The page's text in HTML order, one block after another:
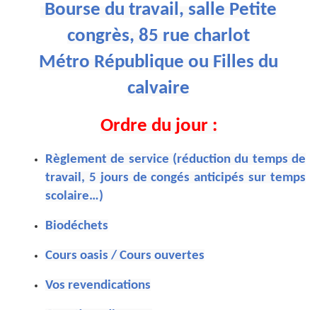
Bourse du travail, salle Petite
congrès, 85 rue charlot
Métro République ou Filles du
calvaire
Ordre du jour :
Règlement de service (réduction du temps de
travail, 5 jours de congés anticipés sur temps
scolaire…)
Biodéchets
Cours oasis / Cours ouvertes
Vos revendications